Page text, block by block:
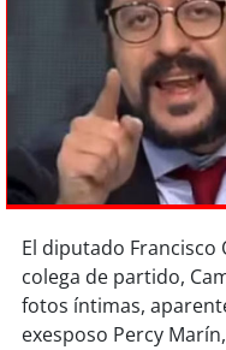
Sostenibilidad
chile
soyarica
soyiquique
soycalama
antofagasta
El diputado Francisco
colega de partido,
fotos íntimas,
exesposo Percy